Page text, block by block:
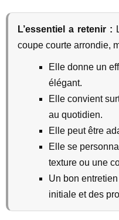
L’essentiel a retenir :
coupe courte arrondie,
Elle donne un
élégant.
Elle convient
au quotidien.
Elle peut être
Elle se
texture ou une
Un bon
initiale et des